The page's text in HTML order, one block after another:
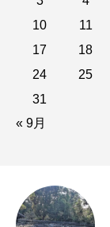
10
11
17
18
24
25
31
« 9月